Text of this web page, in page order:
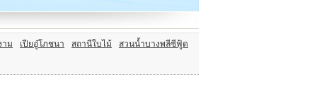
าม เปียอู๋โภชนา สถานีใบไม้ สวนน้ำบางพลีซีฟู้ด